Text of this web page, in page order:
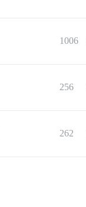
1006
256
262